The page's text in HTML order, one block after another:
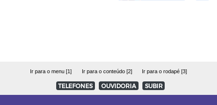
Parcerias
Ir para o menu [1] Ir para o conteúdo [2] Ir para o rodapé [3]
TELEFONES OUVIDORIA SUBIR